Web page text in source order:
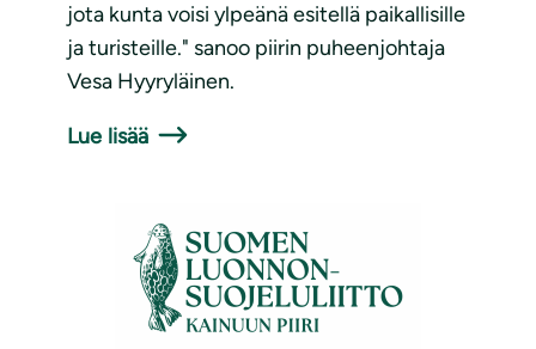
jota kunta voisi ylpeänä esitellä paikallisille
ja turisteille." sanoo piirin puheenjohtaja
Vesa Hyyryläinen.
Lue lisää